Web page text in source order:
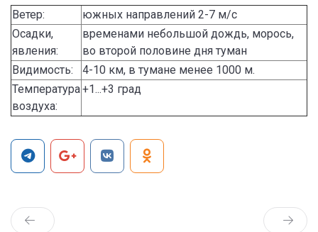
Ветер:
южных направлений 2-7 м/с
Осадки,
явления:
временами небольшой дождь, морось,
во второй половине дня туман
Видимость:
4-10 км, в тумане менее 1000 м.
Температура
воздуха:
+1...+3 град